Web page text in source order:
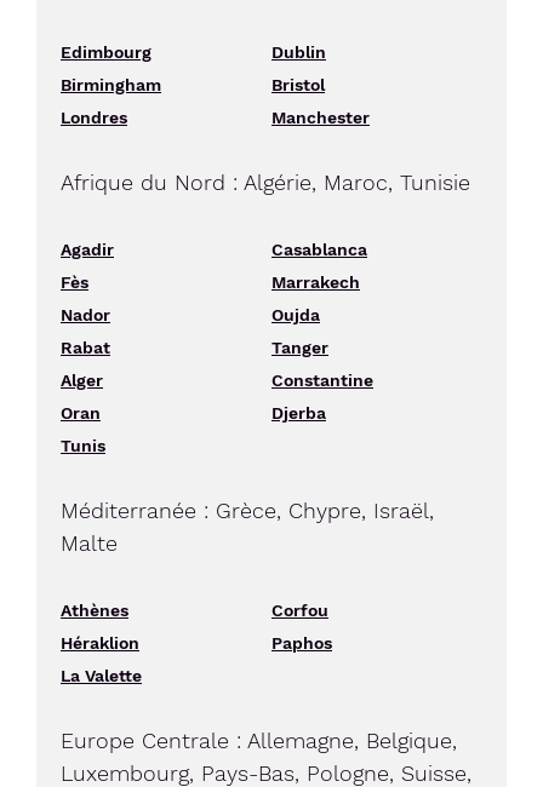
Edimbourg
Dublin
Birmingham
Bristol
Londres
Manchester
Afrique du Nord : Algérie, Maroc, Tunisie
Agadir
Casablanca
Fès
Marrakech
Nador
Oujda
Rabat
Tanger
Alger
Constantine
Oran
Djerba
Tunis
Méditerranée : Grèce, Chypre, Israël,
Malte
Athènes
Corfou
Héraklion
Paphos
La Valette
Europe Centrale : Allemagne, Belgique,
Luxembourg, Pays-Bas, Pologne, Suisse,